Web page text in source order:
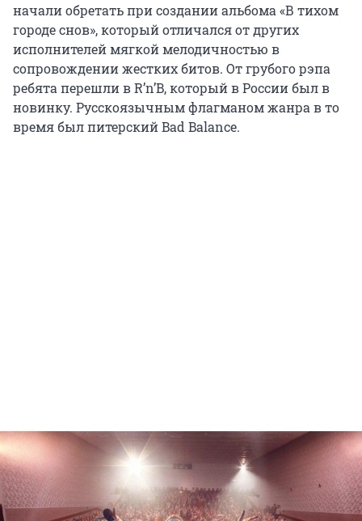
начали обретать при создании альбома «В тихом
городе снов», который отличался от других
исполнителей мягкой мелодичностью в
сопровождении жестких битов. От грубого рэпа
ребята перешли в R’n’B, который в России был в
новинку. Русскоязычным флагманом жанра в то
время был питерский Bad Balance.